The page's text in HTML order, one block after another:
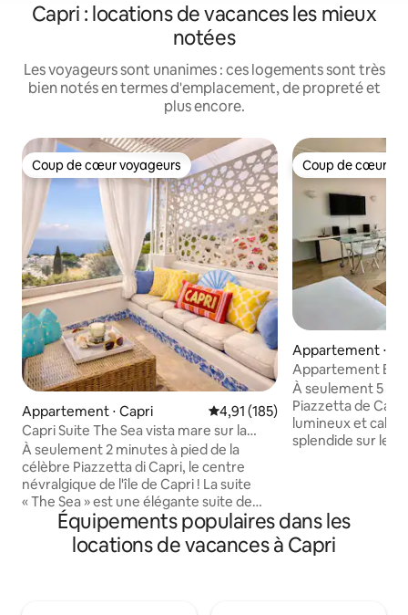
Capri : locations de vacances les mieux
notées
Les voyageurs sont unanimes : ces logements sont très
bien notés en termes d'emplacement, de propreté et
plus encore.
Coup de cœur voyageurs
Coup de cœur voyageurs
Appartement ⋅ Capri Évaluation moyenne sur la
4,91 (185)
Capri Suite The Sea vista mare sur la
Piazzetta
À seulement 2 minutes à pied de la
célèbre Piazzetta di Capri, le centre
névralgique de l'île de Capri ! La suite
« The Sea » est une élégante suite de
40 m² sur deux niveaux, avec vue sur la
mer et tout le confort, située au centre
de Capri. Son architecture est
Coup de cœur
Coup de cœur
Appartement ⋅
Appartement
Capri
À seulement 5
Piazzetta de
lumineux et
splendide sur le
cuisine et d'un
s'ouvre sur une
fraîche et
détente et le
Équipements populaires dans les
locations de vacances à Capri